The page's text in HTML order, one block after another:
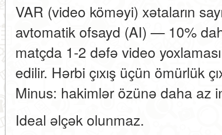
VAR (video köməyi) xətaların
avtomatik ofsayd (AI) — 10%
matçda 1-2 dəfə video
edilir. Hərbi çıxış üçün ömürlük
Minus: hakimlər özünə daha az
Ideal əlçək olunmaz.